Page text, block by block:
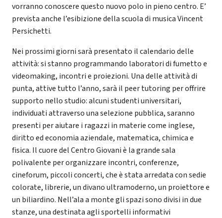
vorranno conoscere questo nuovo polo in pieno centro. E’
prevista anche l’esibizione della scuola di musica Vincent
Persichetti.
Nei prossimi giorni sarà presentato il calendario delle
attività: si stanno programmando laboratori di fumetto e
videomaking, incontri e proiezioni. Una delle attività di
punta, attive tutto l’anno, sarà il peer tutoring per offrire
supporto nello studio: alcuni studenti universitari,
individuati attraverso una selezione pubblica, saranno
presenti per aiutare i ragazzi in materie come inglese,
diritto ed economia aziendale, matematica, chimica e
fisica. Il cuore del Centro Giovani è la grande sala
polivalente per organizzare incontri, conferenze,
cineforum, piccoli concerti, che è stata arredata con sedie
colorate, librerie, un divano ultramoderno, un proiettore e
un biliardino. Nell’ala a monte gli spazi sono divisi in due
stanze, una destinata agli sportelli informativi